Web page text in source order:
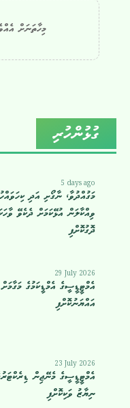
މިހާތަނަށް
ގުޅުންހުރި
5 days ago
މަގުއްދުވާ، ނާގޯށި އަދި
ވިއްކާލަން އުޅޭކަމަށް ދެކެވޭ
ދޮގުކޮށްފި
29 July 2026
އެމްޓީޑީސީގެ އެމްޑީކަމުގެ
އައްޔަނުކޮށްފި
23 July 2026
އެމްޓީޑީސީގެ މެނޭޖިން
ނިޔާޒު ވަކިކޮށްފި